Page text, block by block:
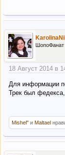
ШопоФанат
18 Август 2014 в
Для информации
Трек был
Mishel" и Maltael